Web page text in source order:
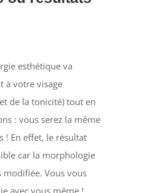
esthétique va
à votre visage
de la tonicité) tout en
: vous serez la même
! En effet, le résultat
car la morphologie
modifiée. Vous vous